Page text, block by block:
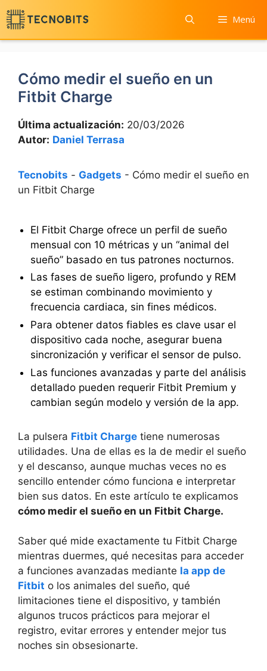
Saltar
al
contenido
Menú
Cómo medir el sueño en un
Fitbit Charge
Última actualización: 20/03/2026
Autor: Daniel Terrasa
Tecnobits - Gadgets - Cómo medir el sueño en
un Fitbit Charge
El Fitbit Charge ofrece un perfil de sueño
mensual con 10 métricas y un “animal del
sueño” basado en tus patrones nocturnos.
Las fases de sueño ligero, profundo y REM
se estiman combinando movimiento y
frecuencia cardiaca, sin fines médicos.
Para obtener datos fiables es clave usar el
dispositivo cada noche, asegurar buena
sincronización y verificar el sensor de pulso.
Las funciones avanzadas y parte del análisis
detallado pueden requerir Fitbit Premium y
cambian según modelo y versión de la app.
La pulsera Fitbit Charge tiene numerosas
utilidades. Una de ellas es la de medir el sueño
y el descanso, aunque muchas veces no es
sencillo entender cómo funciona e interpretar
bien sus datos. En este artículo te explicamos
cómo medir el sueño en un Fitbit Charge.
Saber qué mide exactamente tu Fitbit Charge
mientras duermes, qué necesitas para acceder
a funciones avanzadas mediante la app de
Fitbit o los animales del sueño, qué
limitaciones tiene el dispositivo, y también
algunos trucos prácticos para mejorar el
registro, evitar errores y entender mejor tus
noches sin obsesionarte.